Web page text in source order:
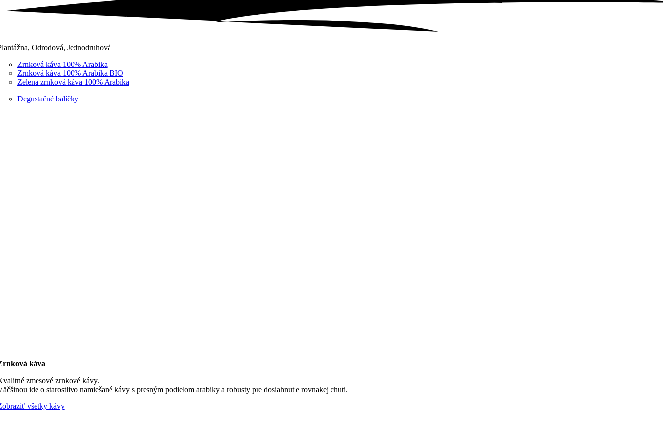
Odrodová, Jednodruhová
Zrnková káva 100% Arabika
Zrnková káva 100% Arabika BIO
Zelená zrnková káva 100% Arabika
Degustačné balíčky
káva
zmesové zrnkové kávy.
ide o starostlivo namiešané kávy s presným podielom arabiky a robusty pre dosiahnutie rovnakej chuti.
všetky kávy